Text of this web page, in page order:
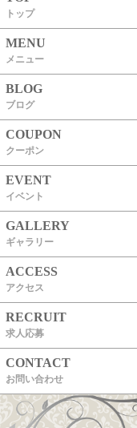
トップ
MENU
メニュー
BLOG
ブログ
COUPON
クーポン
EVENT
イベント
GALLERY
ギャラリー
ACCESS
アクセス
RECRUIT
求人応募
CONTACT
お問い合わせ